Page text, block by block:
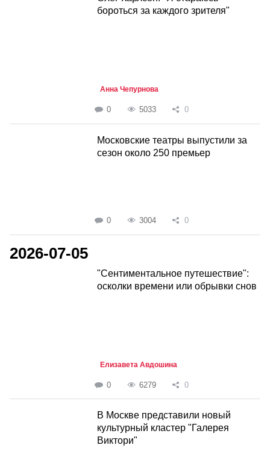
бороться за каждого зрителя"
Анна Чепурнова
0 5033 0
Московские театры выпустили за
сезон около 250 премьер
0 3004 0
2026-07-05
"Сентиментальное путешествие":
осколки времени или обрывки снов
Елизавета Авдошина
0 6279 0
В Москве представили новый
культурный кластер "Галерея
Виктори"